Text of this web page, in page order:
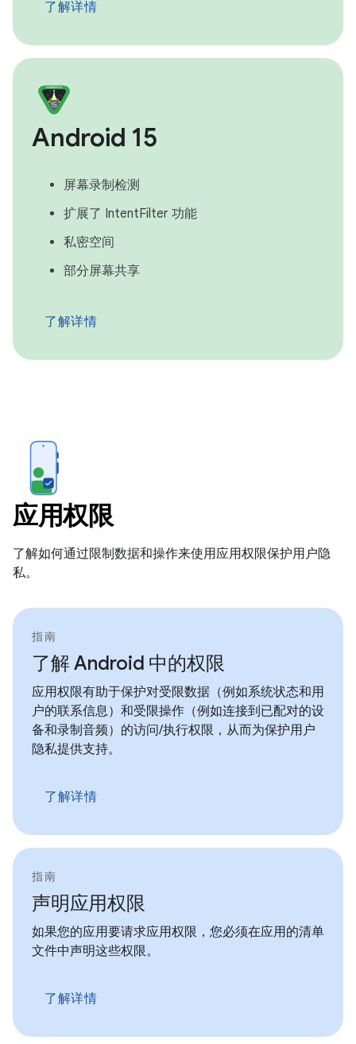
了解详情
Android 15
屏幕录制检测
扩展了 IntentFilter 功能
私密空间
部分屏幕共享
了解详情
应用权限
了解如何通过限制数据和操作来使用应用权限保护用户隐
私。
指南
了解 Android 中的权限
应用权限有助于保护对受限数据（例如系统状态和用
户的联系信息）和受限操作（例如连接到已配对的设
备和录制音频）的访问/执行权限，从而为保护用户
隐私提供支持。
了解详情
指南
声明应用权限
如果您的应用要请求应用权限，您必须在应用的清单
文件中声明这些权限。
了解详情